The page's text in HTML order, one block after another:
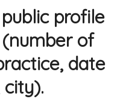
profile
of
date